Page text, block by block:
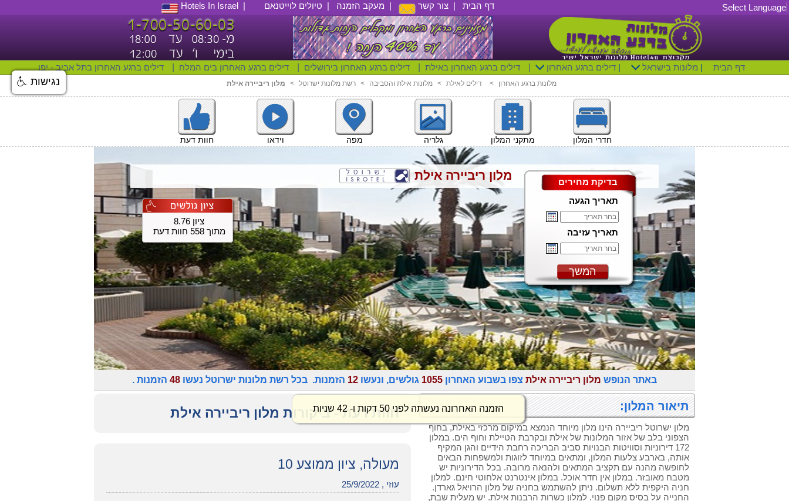
Hotels In Israel | טיולים לוייטנאם | מעקב הזמנה | צור קשר | דף הבית Select Language
דילים ברגע האחרון בתל אביב - יפו דילים ברגע האחרון בים המלח דילים ברגע האחרון בירושלים דילים ברגע האחרון באילת דילים ברגע האחרון | מלונות בישראל | דף הבית
מלון ריביירה אילת < רשת מלונות ישרוטל < מלונות אילת והסביבה < דילים לאילת < מלונות ברגע האחרון
חוות דעת וידאו מפה גלריה מתקני המלון חדרי המלון
מלון ריביירה אילת
ציון 8.76
מתוך 558 חוות דעת
בדיקת מחירים
תאריך הגעה
תאריך עזיבה
המשך
באתר הנופש מלון ריביירה אילת צפו בשבוע האחרון 1055 גולשים, ונעשו 12 הזמנות. בכל רשת מלונות ישרוטל נעשו 48 הזמנות .
חוות דעת - ביקורות מלון ריביירה אילת
מעולה, ציון ממוצע 10
עוזי , 25/9/2022
תיאור המלון:
מלון ישרוטל ריביירה הינו מלון מיוחד הנמצא במיקום מרכזי באילת, בחוף
הצפוני בלב של אזור המלונות של אילת ובקרבת הטיילת וחוף הים. במלון
172 דירוניות וסוויטות הבנויות סביב הבריכה רחבת הידיים והגן המקיף
אותה, בארבע צלעות המלון, ומתאים במיוחד לזוגות ולמשפחות הבאים
לחופשה מהנה עם תקציב המתאים ולהנאה מרובה. בכל הדירוניות יש
מטבח מאובזר. במלון אין חדר אוכל. במלון אינטרנט אלחוטי חינם. למלון
חניה היקפית ללא תשלום. ניתן להשתמש בחניה של מלון הרויאל גארדן.
החנייה על בסיס מקום פנוי. למלון כשרות הרבנות אילת. יש מעלית שבת,
הזמנה האחרונה נעשתה לפני 50 דקות ו- 42 שניות
נגישות